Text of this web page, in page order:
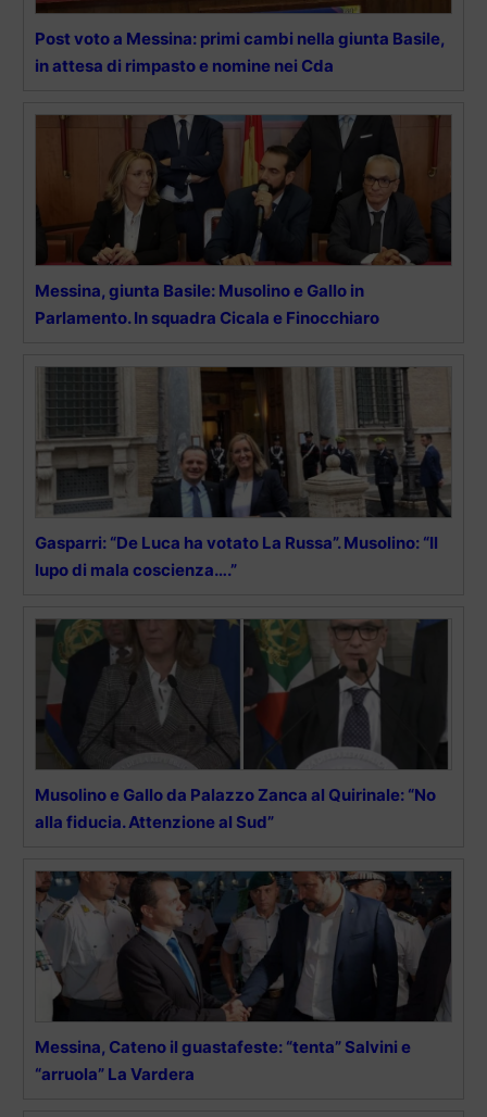
Post voto a Messina: primi cambi nella giunta Basile,
in attesa di rimpasto e nomine nei Cda
Messina, giunta Basile: Musolino e Gallo in
Parlamento. In squadra Cicala e Finocchiaro
Gasparri: “De Luca ha votato La Russa”. Musolino: “Il
lupo di mala coscienza….”
Musolino e Gallo da Palazzo Zanca al Quirinale: “No
alla fiducia. Attenzione al Sud”
Messina, Cateno il guastafeste: “tenta” Salvini e
“arruola” La Vardera